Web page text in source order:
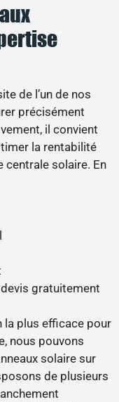
de l’un de nos
précisément
il convient
la rentabilité
centrale solaire. En
gratuitement
la plus efficace pour
nous pouvons
solaire sur
de plusieurs